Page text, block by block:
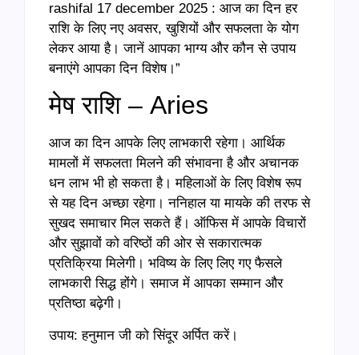
rashifal 17 december 2025 : आज का दिन हर
राशि के लिए नए अवसर, खुशियों और सफलता के योग
लेकर आया है। जानें आपका भाग्य और कौन से उपाय
बनाएंगे आपका दिन विशेष।”
मेष राशि – Aries
आज का दिन आपके लिए लाभकारी रहेगा। आर्थिक
मामलों में सफलता मिलने की संभावना है और अचानक
धन लाभ भी हो सकता है। महिलाओं के लिए विशेष रूप
से यह दिन अच्छा रहेगा। ननिहाल या मायके की तरफ से
सुखद समाचार मिल सकते हैं। ऑफिस में आपके विचारों
और सुझावों को वरिष्ठों की ओर से सकारात्मक
प्रतिक्रिया मिलेगी। भविष्य के लिए लिए गए फैसले
लाभकारी सिद्ध होंगे। समाज में आपका सम्मान और
प्रतिष्ठा बढ़ेगी।
उपाय: हनुमान जी को सिंदूर अर्पित करें।